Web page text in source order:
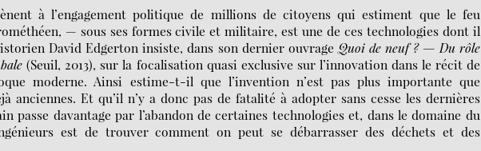
à l’engagement politique de millions de citoyens qui estiment que le feu
— sous ses formes civile et militaire, est une de ces technologies dont il
David Edgerton insiste, dans son dernier ouvrage Quoi de neuf ? — Du rôle
(Seuil, 2013), sur la focalisation quasi exclusive sur l’innovation dans le récit de
moderne. Ainsi estime-t-il que l’invention n’est pas plus importante que
anciennes. Et qu’il n’y a donc pas de fatalité à adopter sans cesse les dernières
passe davantage par l’abandon de certaines technologies et, dans le domaine du
est de trouver comment on peut se débarrasser des déchets et des